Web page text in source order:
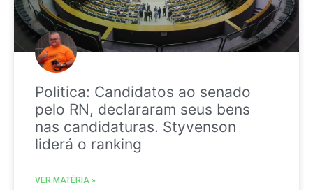
Politica: Candidatos ao senado
pelo RN, declararam seus bens
nas candidaturas. Styvenson
liderá o ranking
VER MATÉRIA »